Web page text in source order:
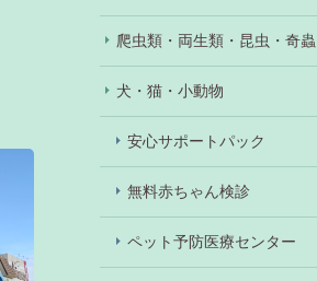
爬虫類・両生類・昆虫・奇蟲
犬・猫・小動物
安心サポートパック
無料赤ちゃん検診
ペット予防医療センター